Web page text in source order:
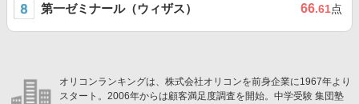
第一ゼミナール（ウィザス） 66.61点
オリコンランキングは、株式会社オリコンを前身企業に1967年より
スタート。2006年からは顧客満足度調査を開始。中学受験 集団塾